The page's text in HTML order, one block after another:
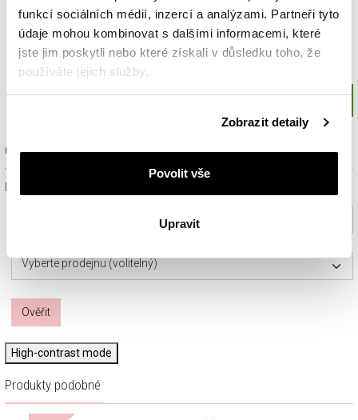
funkcí sociálních médií, inzercí a analýzami. Partneři tyto
údaje mohou kombinovat s dalšími informacemi, které
jste jim poskytli nebo které získali v důsledku toho, že
používáte jejich služby.
Zásadách ochrany osobních údajů
Zobrazit detaily
Povolit vše
Upravit
Ověřit dostupnost a rezervovat na prodejně
Prosím, vyberte ze seznamu město nebo konkrétní prodejnu
Vyberte prodejnu (volitelný)
Ověřit
High-contrast mode
Produkty podobné